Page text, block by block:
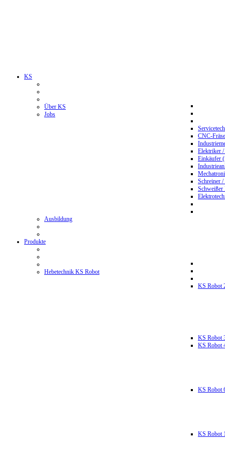
KS
Über KS
Jobs
CNC-
Elektriker
Einkäufer
Schreiner
Ausbildung
Produkte
Hebetechnik KS Robot
KS Robot
KS Robot
KS Robot
KS Robot
KS Robot